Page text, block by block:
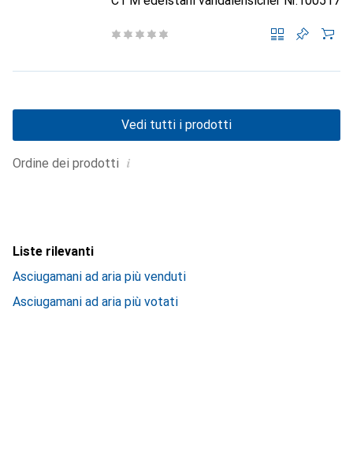
Ordine dei prodotti i
Vedi tutti i prodotti
Liste rilevanti
Asciugamani ad aria più venduti
Asciugamani ad aria più votati